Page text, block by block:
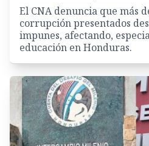
El CNA denuncia que más
corrupción presentados
impunes, afectando,
educación en Honduras.